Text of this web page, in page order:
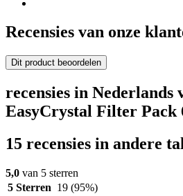
Recensies van onze
Dit product beoordelen
recensies in Nederlands
EasyCrystal Filter Pack
15 recensies in andere
5,0 van 5 sterren
5 Sterren 19 (95%)